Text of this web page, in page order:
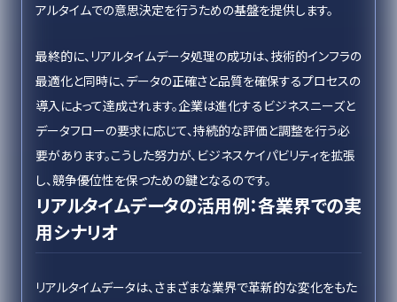
アルタイムでの意思決定を行うための基盤を提供します。
最終的に、リアルタイムデータ処理の成功は、技術的インフラの
最適化と同時に、データの正確さと品質を確保するプロセスの
導入によって達成されます。企業は進化するビジネスニーズと
データフローの要求に応じて、持続的な評価と調整を行う必
要があります。こうした努力が、ビジネスケイパビリティを拡張
し、競争優位性を保つための鍵となるのです。
リアルタイムデータの活用例：各業界での実
用シナリオ
リアルタイムデータは、さまざまな業界で革新的な変化をもた